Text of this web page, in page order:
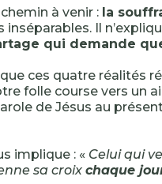
à venir : la
inséparables. Il
qui demande
que ces quatre réalités
folle course vers un
de Jésus au
implique : « Celui qui
sa croix chaque